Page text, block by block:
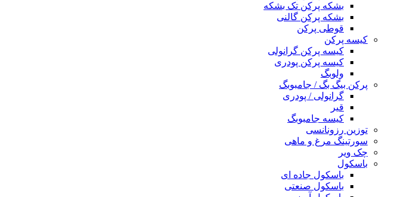
بشکه پرکن تک بشکه
بشکه پرکن گالنی
قوطی پرکن
کیسه پرکن
کیسه پرکن گرانولی
کیسه پرکن پودری
ولوبگ
پرکن بیگ بگ / جامبوبگ
گرانولی / پودری
قیر
کیسه جامبوبگ
توزین رزونانسی
سورتینگ مرغ و ماهی
چک ویر
باسکول
باسکول جاده ای
باسکول صنعتی